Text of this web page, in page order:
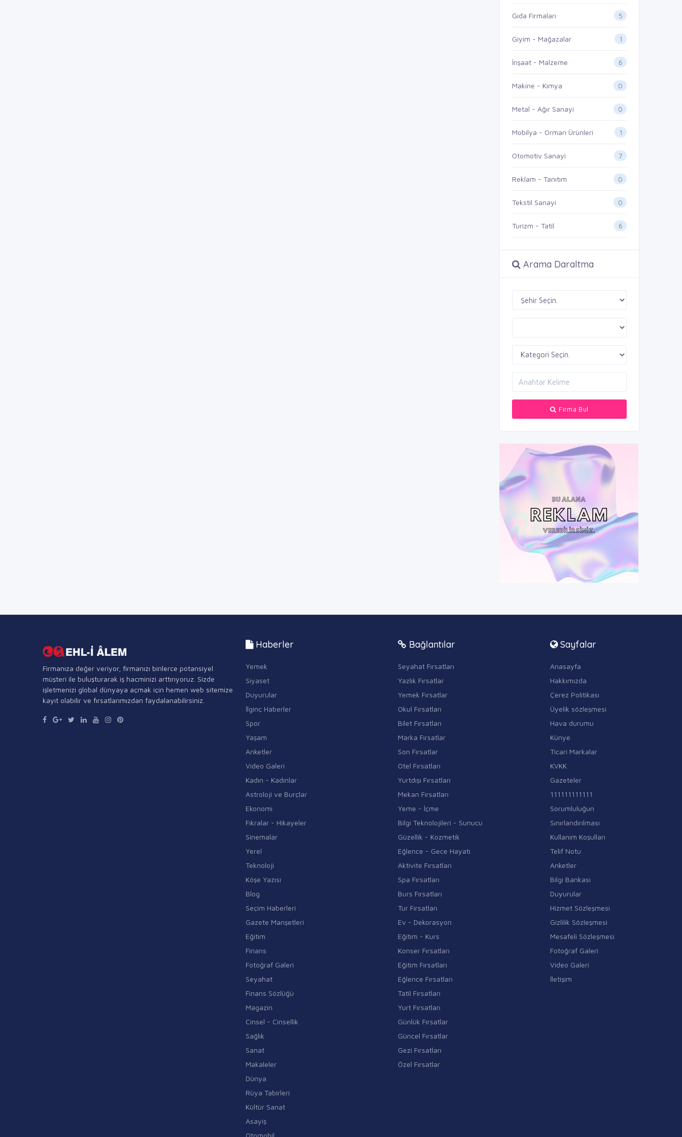
Gıda Firmaları 5
Giyim - Mağazalar 1
İnşaat - Malzeme 6
Makine - Kimya 0
Metal - Ağır Sanayi 0
Mobilya - Orman Ürünleri 1
Otomotiv Sanayi 7
Reklam - Tanıtım 0
Tekstil Sanayi 0
Turizm - Tatil 6
Arama Daraltma
Firma Bul
Firmanıza değer veriyor, firmanızı binlerce potansiyel
müşteri ile buluşturarak iş hacminizi arttırıyoruz. Sizde
işletmenizi global dünyaya açmak için hemen web sitemize
kayıt olabilir ve fırsatlarımızdan faydalanabilirsiniz.
Haberler
Yemek
Siyaset
Duyurular
İlginç Haberler
Spor
Yaşam
Anketler
Video Galeri
Kadın - Kadınlar
Astroloji ve Burçlar
Ekonomi
Fıkralar - Hikayeler
Sinemalar
Yerel
Teknoloji
Köşe Yazısı
Blog
Seçim Haberleri
Gazete Manşetleri
Eğitim
Finans
Fotoğraf Galeri
Seyahat
Finans Sözlüğü
Magazin
Cinsel - Cinsellik
Sağlık
Sanat
Makaleler
Dünya
Rüya Tabirleri
Kültür Sanat
Asayiş
Otomobil
Bağlantılar
Seyahat Fırsatları
Yazlık Fırsatlar
Yemek Fırsatlar
Okul Fırsatları
Bilet Fırsatları
Marka Fırsatlar
Son Fırsatlar
Otel Fırsatları
Yurtdışı Fırsatları
Mekan Fırsatları
Yeme - İçme
Bilgi Teknolojileri - Sunucu
Güzellik - Kozmetik
Eğlence - Gece Hayatı
Aktivite Fırsatları
Spa Fırsatları
Burs Fırsatları
Tur Fırsatları
Ev - Dekorasyon
Eğitim - Kurs
Konser Fırsatları
Eğitim Fırsatları
Eğlence Fırsatları
Tatil Fırsatları
Yurt Fırsatları
Günlük Fırsatlar
Güncel Fırsatlar
Gezi Fırsatları
Özel Fırsatlar
Sayfalar
Anasayfa
Hakkımızda
Çerez Politikası
Üyelik sözleşmesi
Hava durumu
Künye
Ticari Markalar
KVKK
Gazeteler
111111111111
Sorumluluğun
Sınırlandırılması
Kullanım Koşulları
Telif Notu
Anketler
Bilgi Bankası
Duyurular
Hizmet Sözleşmesi
Gizlilik Sözleşmesi
Mesafeli Sözleşmesi
Fotoğraf Galeri
Video Galeri
İletişim